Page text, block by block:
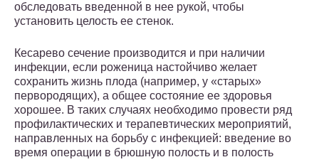
обследовать введенной в нее рукой, чтобы
установить целость ее стенок.
Кесарево сечение производится и при наличии
инфекции, если роженица настойчиво желает
сохранить жизнь плода (например, у «старых»
первородящих), а общее состояние ее здоровья
хорошее. В таких случаях необходимо провести ряд
профилактических и терапевтических мероприятий,
направленных на борьбу с инфекцией: введение во
время операции в брюшную полость и в полость